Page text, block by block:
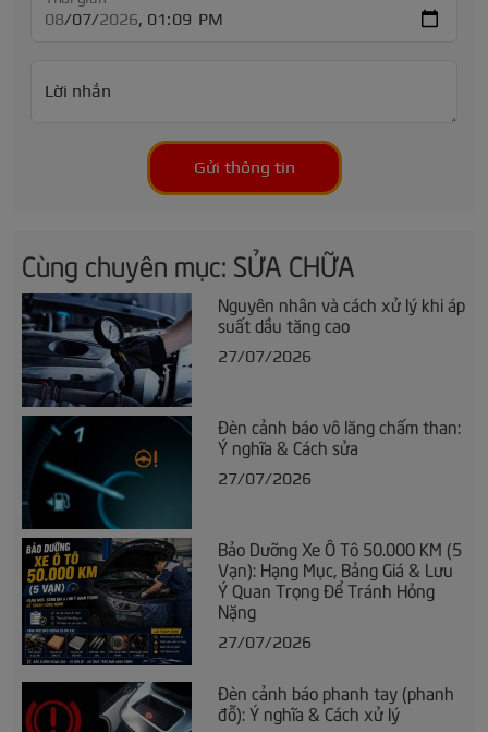
Lời nhắn
Gửi thông tin
Cùng chuyên mục: SỬA CHỮA
Nguyên nhân và cách xử lý khi áp
suất dầu tăng cao
27/07/2026
Đèn cảnh báo vô lăng chấm than:
Ý nghĩa & Cách sửa
27/07/2026
Bảo Dưỡng Xe Ô Tô 50.000 KM (5
Vạn): Hạng Mục, Bảng Giá & Lưu
Ý Quan Trọng Để Tránh Hỏng
Nặng
27/07/2026
Đèn cảnh báo phanh tay (phanh
đỗ): Ý nghĩa & Cách xử lý